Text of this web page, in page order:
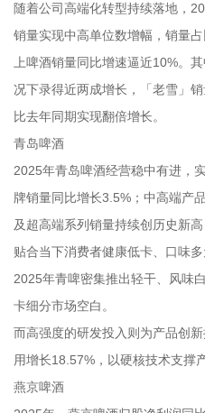
随着公司高端化转型持续落地，
销量实现中高单位数增幅，销量
上啤酒销量同比增速逼近10%。
况下录得近两成增长，「老雪」
比去年同期实现翻倍增长。
青岛啤酒
2025年青岛啤酒经营稳中有进，
牌销量同比增长3.5%；中高端产
及超高端系列销量持续创历史新
贴合当下消费者健康低卡、口味
2025年青啤密集推出轻干、风味
卡细分市场空白。
而高强度的研发投入则为产品创
用增长18.57%，以硬核技术支撑
燕京啤酒